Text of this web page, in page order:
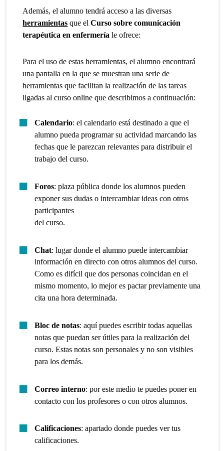
Además, el alumno tendrá acceso a las diversas
herramientas que elCurso sobre comunicación
terapéutica en enfermería le ofrece:
Para el uso de estas herramientas, el alumno encontrará
una pantalla en la que se muestran una serie de
herramientas que facilitan la realización de las tareas
ligadas al curso online que describimos a continuación:
Calendario: el calendario está destinado a que el
alumno pueda programar su actividad marcando las
fechas que le parezcan relevantes para distribuir el
trabajo del curso.
Foros: plaza pública donde los alumnos pueden
exponer sus dudas o intercambiar ideas con otros
participantes
del curso.
Chat: lugar donde el alumno puede intercambiar
información en directo con otros alumnos del curso.
Como es difícil que dos personas coincidan en el
mismo momento, lo mejor es pactar previamente una
cita una hora determinada.
Bloc de notas: aquí puedes escribir todas aquellas
notas que puedan ser útiles para la realización del
curso. Estas notas son personales y no son visibles
para los demás.
Correo interno: por este medio te puedes poner en
contacto con los profesores o con otros alumnos.
Calificaciones: apartado donde puedes ver tus
calificaciones.